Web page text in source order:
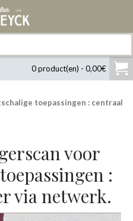
0 product(en) - 0,00€
toepassingen : centraal
voor
:
via netwerk.